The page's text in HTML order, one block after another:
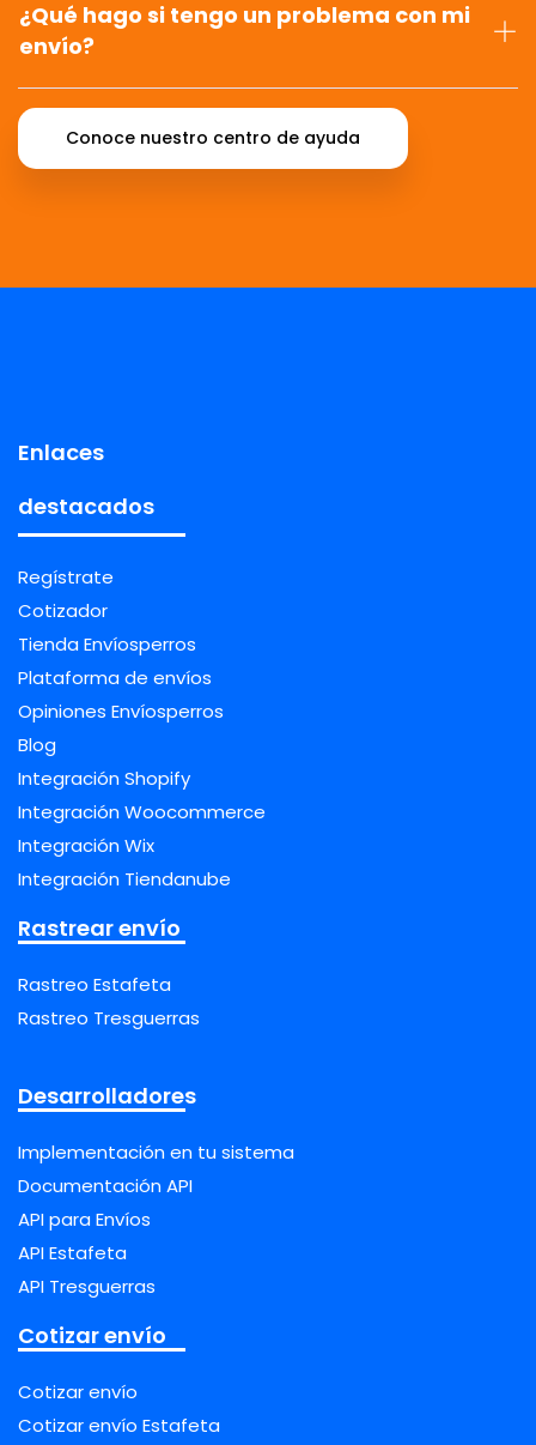
¿Qué hago si tengo un problema con mi
envío?
Conoce nuestro centro de ayuda
Enlaces
destacados
Regístrate
Cotizador
Tienda Envíosperros
Plataforma de envíos
Opiniones Envíosperros
Blog
Integración Shopify
Integración Woocommerce
Integración Wix
Integración Tiendanube
Rastrear envío
Rastreo Estafeta
Rastreo Tresguerras
Desarrolladores
Implementación en tu sistema
Documentación API
API para Envíos
API Estafeta
API Tresguerras
Cotizar envío
Cotizar envío
Cotizar envío Estafeta